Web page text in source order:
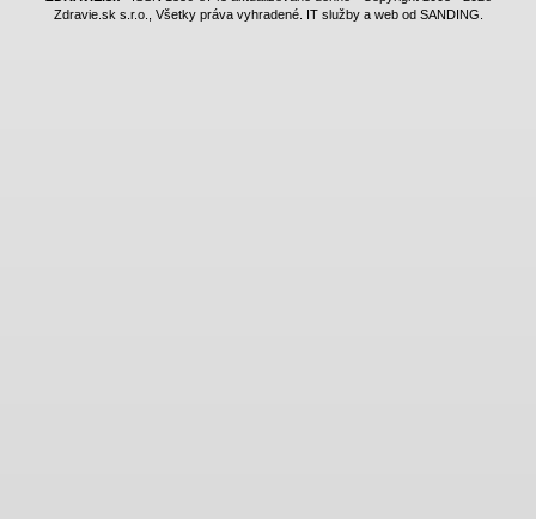
Zdravie.sk s.r.o., Všetky práva vyhradené. IT služby a web od SANDING.